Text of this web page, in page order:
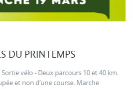
DU PRINTEMPS
vélo - Deux parcours 10 et 40 km.
et non d’une course. Marche